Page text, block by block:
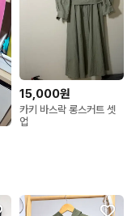
15,000원
카키 바스락 롱스커트 셋
업